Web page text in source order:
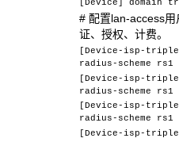
[Device] domain
# 配置lan-access用
证、授权、计费。
[Device-isp-
radius-scheme rs1
[Device-isp-
radius-scheme rs1
[Device-isp-
radius-scheme rs1
[Device-isp-